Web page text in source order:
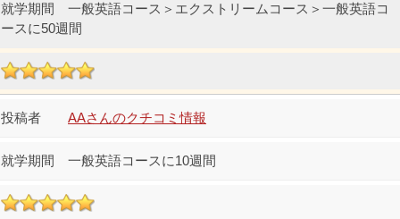
一般英語コース＞エクストリームコース＞一般英語コ
ースに50週間
AAさんのクチコミ情報
一般英語コースに10週間